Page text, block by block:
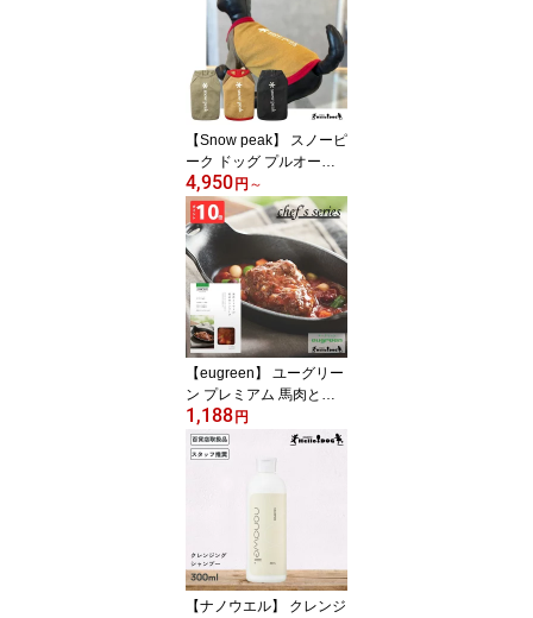
【Snow peak】 スノーピ
ーク ドッグ プルオーバ
ー ロゴ 翌日出荷 アウト
ドア キャンプ ペットウ
ェア キャンプ用品 Tシャ
ツ 防虫 虫除け 犬用 ドッ
グウェア 小型犬 中型犬
大型犬 Dog Pullover Log
o DS-24SU001R
4,950 円 ～
【eugreen】 ユーグリー
ン プレミアム 馬肉とト
マトの煮込みハンバーグ
80g 翌日出荷 翌日出荷
［ハロードッグ公式］ペ
ウェットフード 国産 レ
トルト 日本製 無添加 犬
アニバーサリー 誕生日
記念日 ごほうび
1,188 円
【ナノウエル】 クレンジ